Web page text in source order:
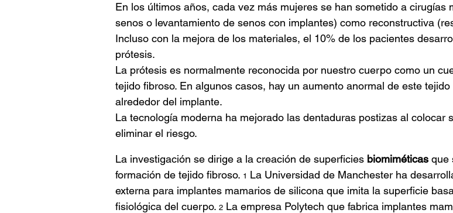
En los últimos años, cada vez más mujeres se han sometido a
senos o levantamiento de senos con implantes) como reconstructiva
Incluso con la mejora de los materiales, el 10% de los pacientes
prótesis.
La prótesis es normalmente reconocida por nuestro cuerpo como un
tejido fibroso. En algunos casos, hay un aumento anormal de este
alrededor del implante.
La tecnología moderna ha mejorado las dentaduras postizas al colocar
eliminar el riesgo.
La investigación se dirige a la creación de superficies biomiméticas que
formación de tejido fibroso. 1 La Universidad de Manchester ha
externa para implantes mamarios de silicona que imita la superficie
fisiológica del cuerpo. 2 La empresa Polytech que fabrica implantes